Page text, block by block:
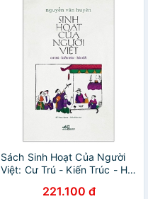
Sách Sinh Hoạt Của Người
Việt: Cư Trú - Kiến Trúc - Hát
221.100 đ